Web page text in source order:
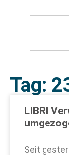
Tag:
LIBRI
Seit